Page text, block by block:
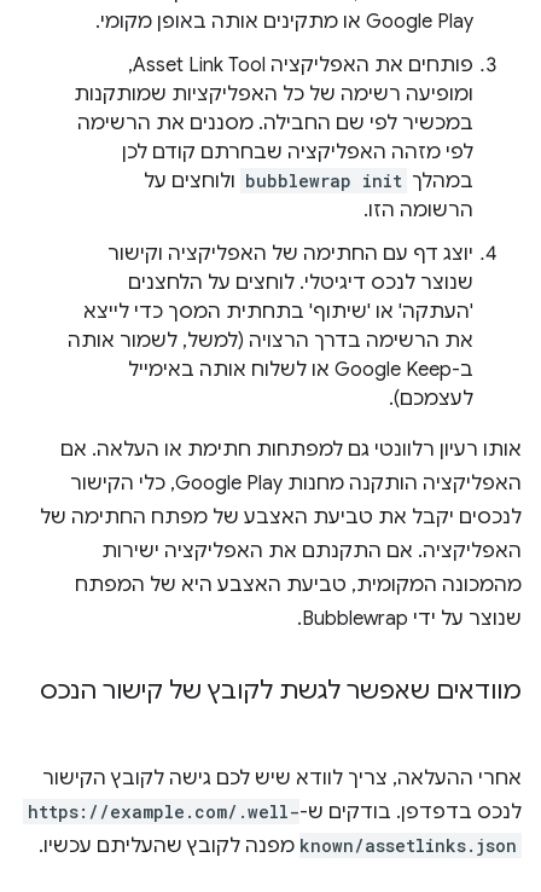
Google Play או מתקינים אותה באופן מקומי.
פותחים את האפליקציה Asset Link Tool,
ומופיעה רשימה של כל האפליקציות שמותקנות
במכשיר לפי שם החבילה. מסננים את הרשימה
לפי מזהה האפליקציה שבחרתם קודם לכן
במהלך bubblewrap init ולוחצים על
הרשומה הזו.
יוצג דף עם החתימה של האפליקציה וקישור
שנוצר לנכס דיגיטלי. לוחצים על הלחצנים
'העתקה' או 'שיתוף' בתחתית המסך כדי לייצא
את הרשימה בדרך הרצויה (למשל, לשמור אותה
ב-Google Keep או לשלוח אותה באימייל
לעצמכם).
אותו רעיון רלוונטי גם למפתחות חתימת או העלאה. אם
האפליקציה הותקנה מחנות Google Play, כלי הקישור
לנכסים יקבל את טביעת האצבע של מפתח החתימה של
האפליקציה. אם התקנתם את האפליקציה ישירות
מהמכונה המקומית, טביעת האצבע היא של המפתח
שנוצר על ידי Bubblewrap.
מוודאים שאפשר לגשת לקובץ של קישור הנכס
אחרי ההעלאה, צריך לוודא שיש לכם גישה לקובץ הקישור
לנכס בדפדפן. בודקים ש-https://example.com/.well-
known/assetlinks.json מפנה לקובץ שהעליתם עכשיו.